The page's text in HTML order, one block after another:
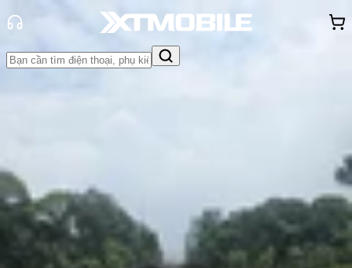
mãi
hàng - Sự kiện
Bật mí cách tìm ứng dụng bị ẩn trên
điện thoại Android và iOS chi tiết